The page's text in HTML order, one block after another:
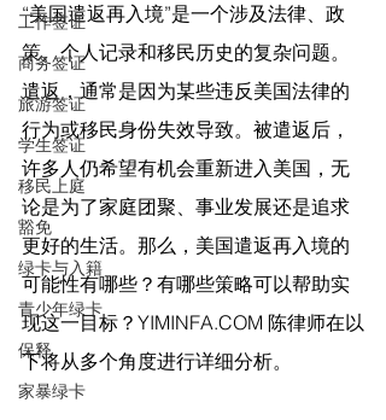
工作签证
商务签证
旅游签证
学生签证
移民上庭
豁免
绿卡与入籍
青少年绿卡
保释
家暴绿卡
“美国遣返再入境”是一个涉及法律、政
策、个人记录和移民历史的复杂问题。
遣返，通常是因为某些违反美国法律的
行为或移民身份失效导致。被遣返后，
许多人仍希望有机会重新进入美国，无
论是为了家庭团聚、事业发展还是追求
更好的生活。那么，美国遣返再入境的
可能性有哪些？有哪些策略可以帮助实
现这一目标？ YIMINFA.COM 陈律师在以
下将从多个角度进行详细分析。